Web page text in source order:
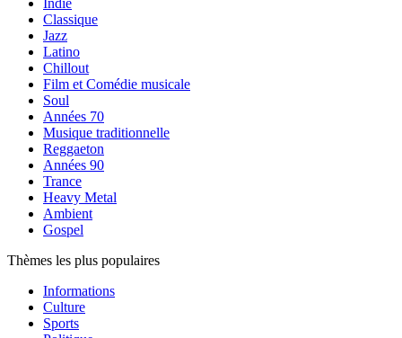
Indie
Classique
Jazz
Latino
Chillout
Film et Comédie musicale
Soul
Années 70
Musique traditionnelle
Reggaeton
Années 90
Trance
Heavy Metal
Ambient
Gospel
Thèmes les plus populaires
Informations
Culture
Sports